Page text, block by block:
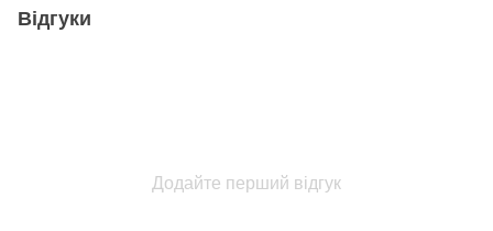
Відгуки
Додайте перший відгук